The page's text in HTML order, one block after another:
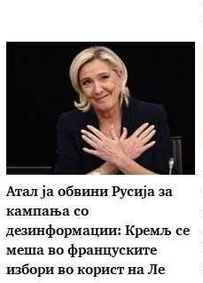
Атал ја обвини Русија за
кампања со
дезинформации: Кремљ се
меша во француските
избори во корист на Ле